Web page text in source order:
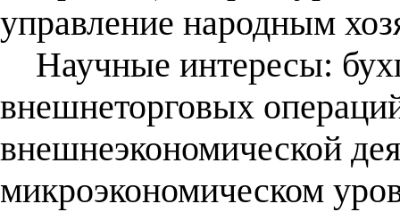
управление народным
Научные интересы:
внешнеторговых
внешнеэкономической
микроэкономическом